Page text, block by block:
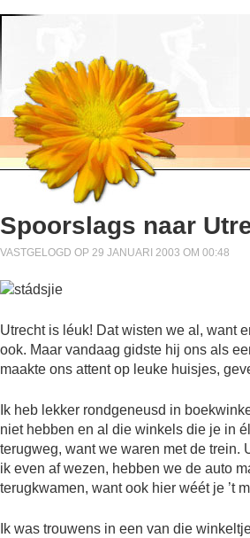
Spoorslags naar
VASTGELOGD OP 29 JANUARI 2003 OM 00:48
Utrecht is léuk! Dat wisten we al, want
ook. Maar vandaag gidste hij ons als
maakte ons attent op leuke huisjes,
Ik heb lekker rondgeneusd in
niet hebben en al die winkels die je in
terugweg, want we waren met de trein.
ik even af wezen, hebben we de auto
terugkwamen, want ook hier wéét je ’t
Ik was trouwens in een van die